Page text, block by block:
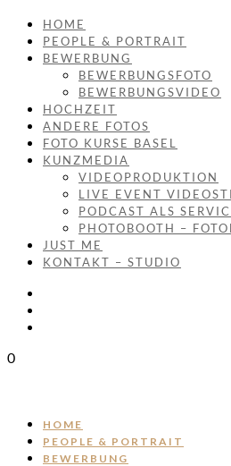
HOME
PEOPLE & PORTRAIT
BEWERBUNG
BEWERBUNGSFOTO
BEWERBUNGSVIDEO
HOCHZEIT
ANDERE FOTOS
FOTO KURSE BASEL
KUNZMEDIA
VIDEOPRODUKTION
LIVE EVENT
PODCAST ALS
PHOTOBOOTH –
JUST ME
KONTAKT – STUDIO
0
HOME
PEOPLE & PORTRAIT
BEWERBUNG